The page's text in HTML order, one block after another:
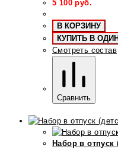
5 100 руб.
В КОРЗИНУ
КУПИТЬ В
Смотреть состав
Сравнить
Набор в отпуск